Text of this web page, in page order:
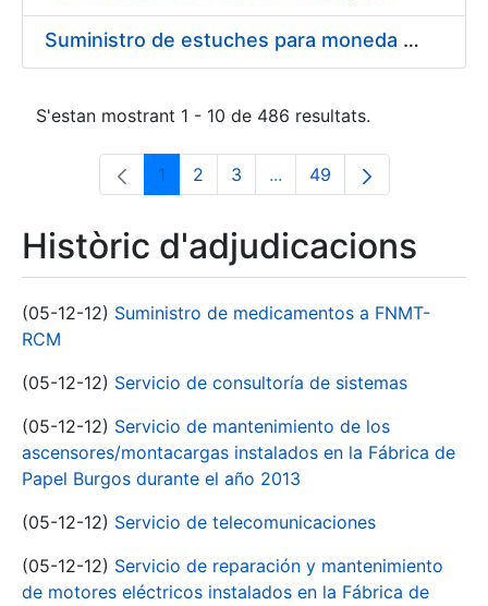
Suministro de estuches para moneda de 30 €
S'estan mostrant 1 - 10 de 486 resultats.
Pàgina
1 Pàgina
2 Pàgina
3 ...Pàgines intermèdies
Pàgina
49
Històric d'adjudicacions
(05-12-12) Suministro de medicamentos a FNMT-
RCM
(05-12-12) Servicio de consultoría de sistemas
(05-12-12) Servicio de mantenimiento de los
ascensores/montacargas instalados en la Fábrica de
Papel Burgos durante el año 2013
(05-12-12) Servicio de telecomunicaciones
(05-12-12) Servicio de reparación y mantenimiento
de motores eléctricos instalados en la Fábrica de